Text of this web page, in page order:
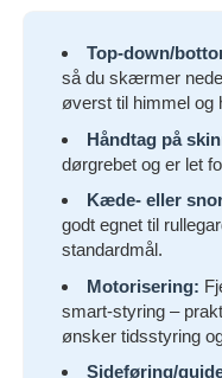
Top-down/
så du skærmer
øverst til himmel og
Håndtag på
dørgrebet og er let
Kæde- eller
godt egnet til
standardmål.
Motorisering:
smart-styring –
ønsker tidsstyring
Sideføring/